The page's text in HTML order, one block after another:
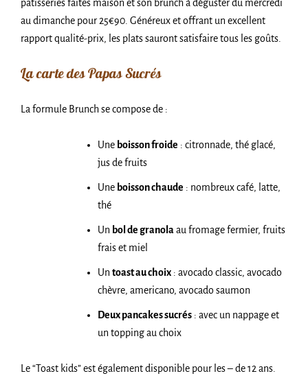
pâtisseries faites maison et son brunch à déguster du mercredi
au dimanche pour 25€90. Généreux et offrant un excellent
rapport qualité-prix, les plats sauront satisfaire tous les goûts.
La carte des Papas Sucrés
La formule Brunch se compose de :
Une boisson froide : citronnade, thé glacé,
jus de fruits
Une boisson chaude : nombreux café, latte,
thé
Un bol de granolaau fromage fermier, fruits
frais et miel
Un toast au choix : avocado classic, avocado
chèvre, americano, avocado saumon
Deux pancakes sucrés : avec un nappage et
un topping au choix
Le “Toast kids” est également disponible pour les – de 12 ans.